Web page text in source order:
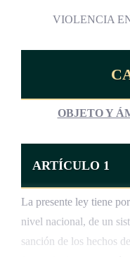
VIOLENCIA
OBJETO Y
ARTÍCULO 1
La presente ley tiene
nivel nacional, de un
sanción de los hechos